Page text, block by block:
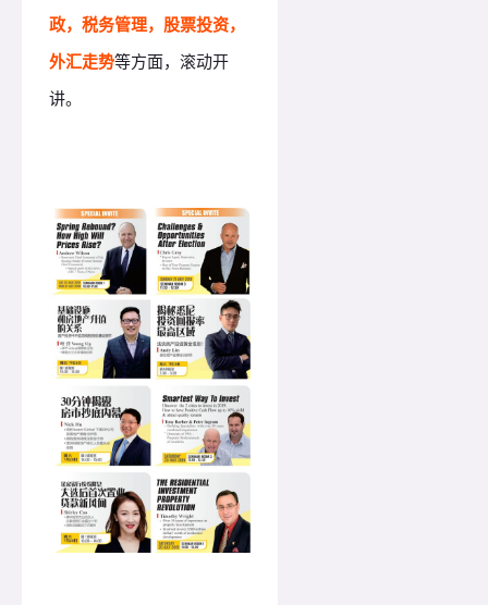
政，税务管理，股票投资，
外汇走势等方面，滚动开
讲。